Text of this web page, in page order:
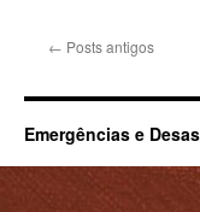
← Posts antigos
Emergências e